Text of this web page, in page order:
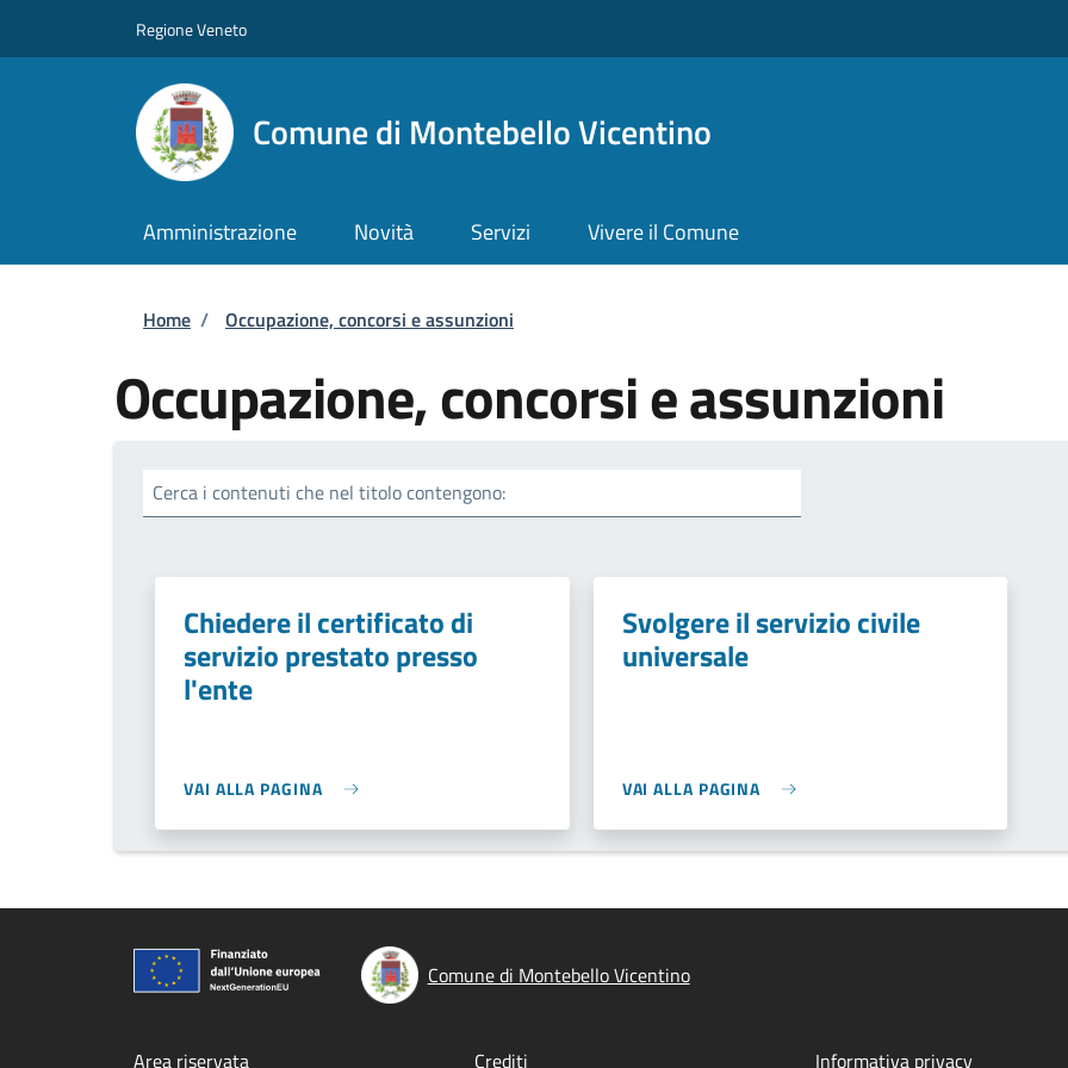
Regione Veneto
Comune di Montebello Vicentino
Amministrazione Novità Servizi Vivere il Comune
Briciole di pane
Home / Occupazione, concorsi e assunzioni
Occupazione, concorsi e assunzioni
Cerca i contenuti che nel titolo contengono:
Chiedere il certificato di
servizio prestato presso
l'ente
VAI ALLA PAGINA
Svolgere il servizio civile
universale
VAI ALLA PAGINA
Comune di Montebello Vicentino
Area riservata Crediti Informativa privacy